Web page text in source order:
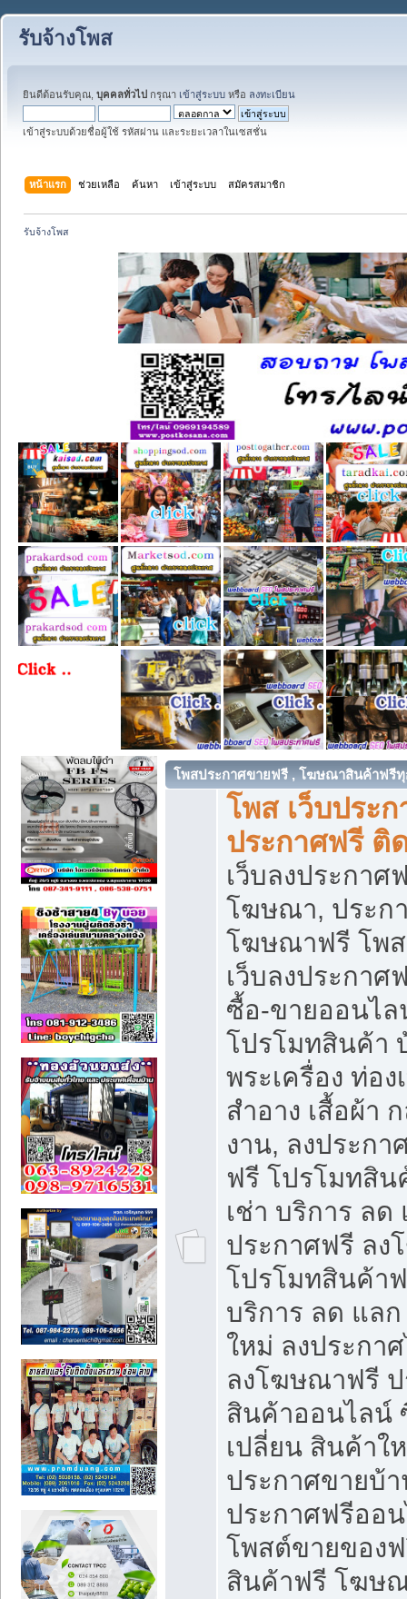
รับจ้างโพส
ยินดีต้อนรับคุณ, บุคคลทั่วไป กรุณา เข้าสู่ระบบ หรือ ลงทะเบียน
เข้าสู่ระบบด้วยชื่อผู้ใช้ รหัสผ่าน และระยะเวลาในเซสชั่น
หน้าแรก ช่วยเหลือ ค้นหา เข้าสู่ระบบ สมัครสมาชิก
รับจ้างโพส
โพสประกาศขายฟรี , โฆษณาสินค้าฟรี
โพส เว็บประก
ประกาศฟรี ติ
เว็บลงประกา
โฆษณา, ประก
โฆษณาฟรี โพส
เว็บลงประกา
ซื้อ-ขายออนไล
โปรโมทสินค้า
พระเครื่อง ท่อง
สำอาง เสื้อผ้า
งาน, ลงประก
ฟรี โปรโมทสิ
เช่า บริการ ลด
ประกาศฟรี ล
โปรโมทสินค้า
บริการ ลด แล
ใหม่ ลงประกา
ลงโฆษณาฟรี
สินค้าออนไลน์
เปลี่ยน สินค้าใ
ประกาศขายบ้
ประกาศฟรีออ
โพสต์ขายของ
สินค้าฟรี โฆษ